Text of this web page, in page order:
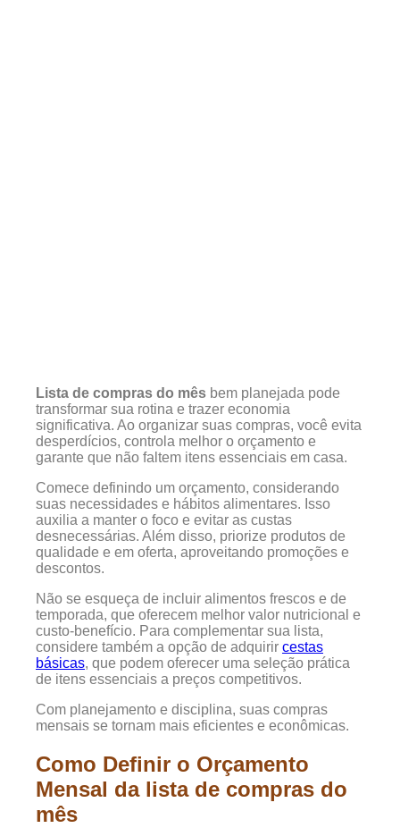
Lista de compras do mês bem planejada pode
transformar sua rotina e trazer economia
significativa. Ao organizar suas compras, você evita
desperdícios, controla melhor o orçamento e
garante que não faltem itens essenciais em casa.
Comece definindo um orçamento, considerando
suas necessidades e hábitos alimentares. Isso
auxilia a manter o foco e evitar as custas
desnecessárias. Além disso, priorize produtos de
qualidade e em oferta, aproveitando promoções e
descontos.
Não se esqueça de incluir alimentos frescos e de
temporada, que oferecem melhor valor nutricional e
custo-benefício. Para complementar sua lista,
considere também a opção de adquirir cestas
básicas, que podem oferecer uma seleção prática
de itens essenciais a preços competitivos.
Com planejamento e disciplina, suas compras
mensais se tornam mais eficientes e econômicas.
Como Definir o Orçamento
Mensal da lista de compras do
mês